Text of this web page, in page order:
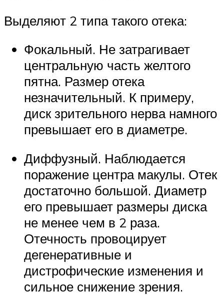
Выделяют 2 типа такого отека:
Фокальный. Не затрагивает
центральную часть желтого
пятна. Размер отека
незначительный. К примеру,
диск зрительного нерва намного
превышает его в диаметре.
Диффузный. Наблюдается
поражение центра макулы. Отек
достаточно большой. Диаметр
его превышает размеры диска
не менее чем в 2 раза.
Отечность провоцирует
дегенеративные и
дистрофические изменения и
сильное снижение зрения.